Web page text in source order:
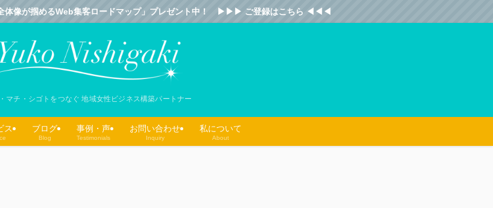
全体像が掴めるWeb集客ロードマップ」プレゼント中！ ▶︎▶︎▶︎ ご登録はこちら ◀︎◀︎◀︎
マチ・シゴトをつなぐ 地域女性ビジネス構築パートナー
ス ブログ
Blog
事例・声
Testimonials
お問い合わせ
Inquiry
私について
About